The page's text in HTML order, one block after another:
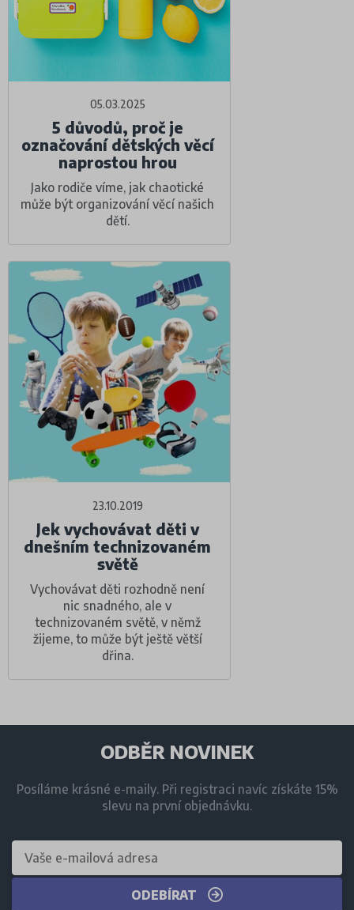
05.03.2025
5 důvodů, proč je
označování dětských věcí
naprostou hrou
Jako rodiče víme, jak chaotické
může být organizování věcí našich
dětí.
23.10.2019
Jek vychovávat děti v
dnešním technizovaném
světě
Vychovávat děti rozhodně není
nic snadného, ale v
technizovaném světě, v němž
žijeme, to může být ještě větší
dřina.
ODBĚR NOVINEK
Posíláme krásné e-maily. Při registraci navíc získáte 15%
slevu na první objednávku.
ODEBÍRAT